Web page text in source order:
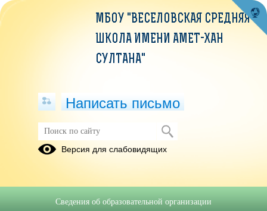
Независимая оценка качества
условий предоставления услуг
Министерство просвещения Российской Федерации об
МБОУ "ВЕСЕЛОВСКАЯ СРЕДНЯЯ
ШКОЛА ИМЕНИ АМЕТ-ХАН
СУЛТАНА"
Написать письмо
Версия для слабовидящих
Сведения об образовательной организации